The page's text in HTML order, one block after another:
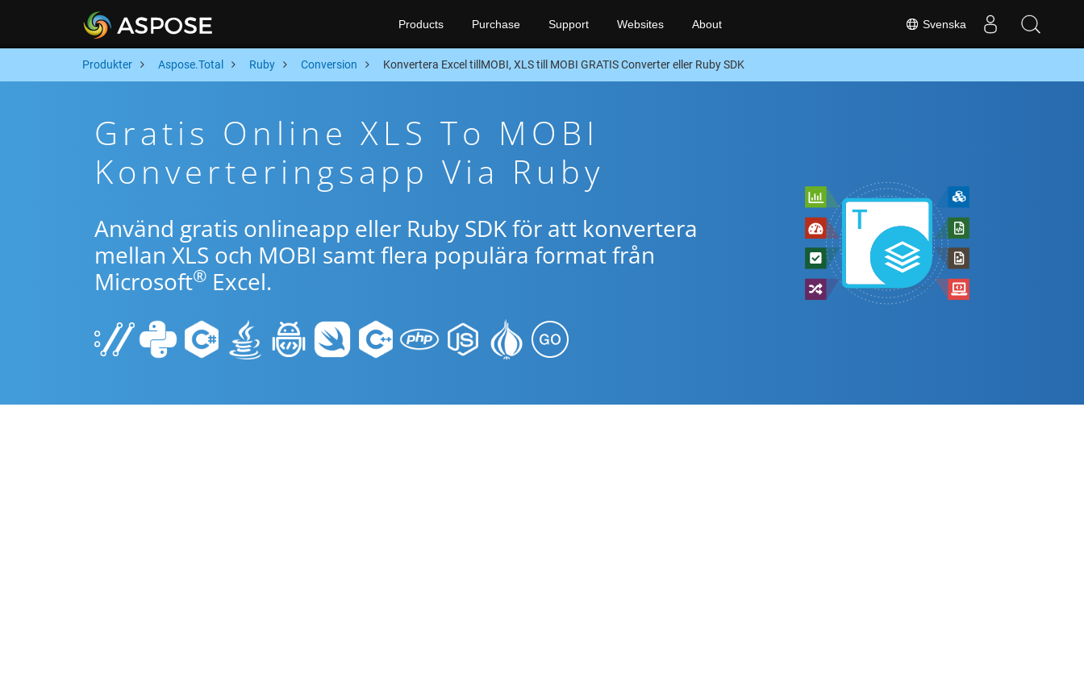
Svenska
Products Purchase Support Websites About
Produkter Aspose.Total Ruby Conversion Konvertera Excel tillMOBI, XLS till MOBI GRATIS Converter eller Ruby SDK
Gratis Online XLS To MOBI
Konverteringsapp Via Ruby
Använd gratis onlineapp eller Ruby SDK för att konvertera
mellan XLS och MOBI samt flera populära format från
Microsoft® Excel.